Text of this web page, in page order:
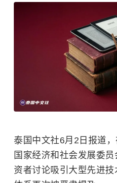
泰国中文社6月2日报道，
国家经济和社会发展委
资者讨论吸引大型先进